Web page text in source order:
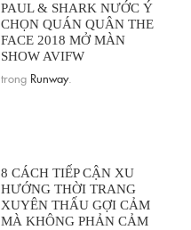
PAUL & SHARK NƯỚC Ý
CHỌN QUÁN QUÂN THE
FACE 2018 MỞ MÀN
SHOW AVIFW
trong Runway.
8 CÁCH TIẾP CẬN XU
HƯỚNG THỜI TRANG
XUYÊN THẤU GỢI CẢM
MÀ KHÔNG PHẢN CẢM